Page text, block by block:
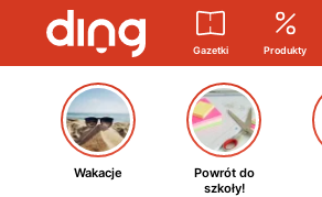
Gazetki Produkty
Wakacje
Powrót do
szkoły!